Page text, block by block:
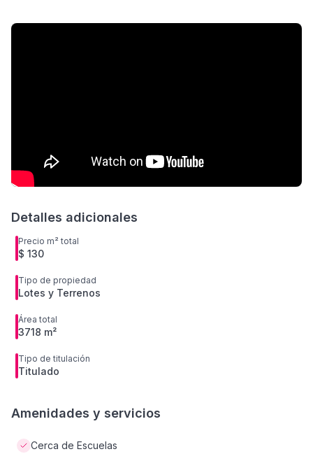
Detalles adicionales
Precio m² total
$ 130
Tipo de propiedad
Lotes y Terrenos
Área total
3718 m²
Tipo de titulación
Titulado
Amenidades y servicios
Cerca de Escuelas